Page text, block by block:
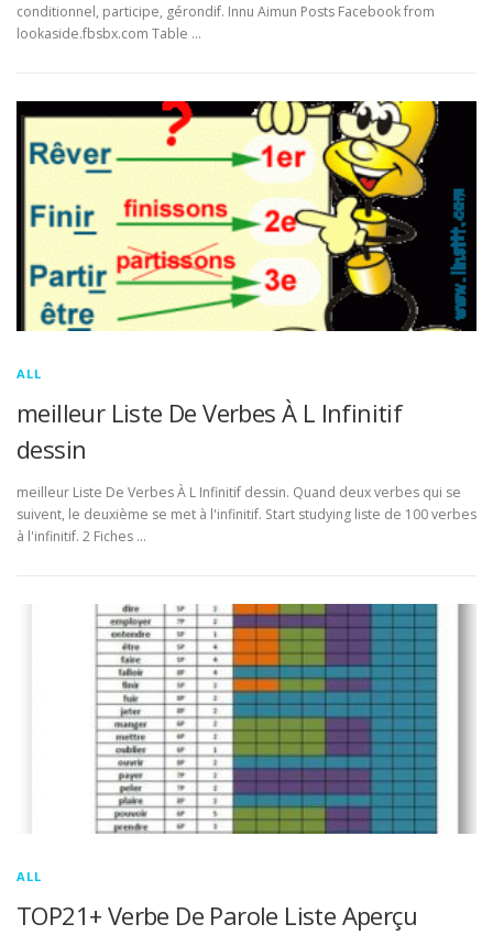
conditionnel, participe, gérondif. Innu Aimun Posts Facebook from
lookaside.fbsbx.com Table …
ALL
meilleur Liste De Verbes À L Infinitif
dessin
meilleur Liste De Verbes À L Infinitif dessin. Quand deux verbes qui se
suivent, le deuxième se met à l'infinitif. Start studying liste de 100 verbes
à l'infinitif. 2 Fiches …
ALL
TOP21+ Verbe De Parole Liste Aperçu